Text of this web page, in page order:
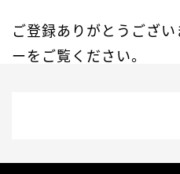
ご登録ありがとうござ
ーをご覧ください。